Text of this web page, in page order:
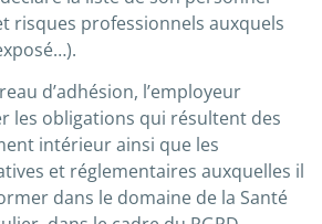
risques professionnels auxquels
d’adhésion, l’employeur
les obligations qui résultent des
intérieur ainsi que les
et réglementaires auxquelles il
dans le domaine de la Santé